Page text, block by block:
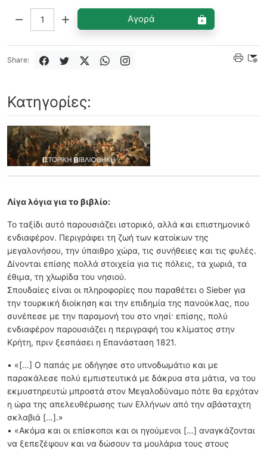
Ποσότητα: Αγορά
Share:
Κατηγορίες:
Λίγα λόγια για το βιβλίο:
Το ταξίδι αυτό παρουσιάζει ιστορικό, αλλά και επιστημονικό
ενδιαφέρον. Περιγράφει τη ζωή των κατοίκων της
μεγαλονήσου, την ύπαιθρο χώρα, τις συνήθειες και τις φυλές.
Δίνονται επίσης πολλά στοιχεία για τις πόλεις, τα χωριά, τα
έθιμα, τη χλωρίδα του νησιού.
Σπουδαίες είναι οι πληροφορίες που παραθέτει ο Sieber για
την τουρκική διοίκηση και την επιδημία της πανούκλας, που
συνέπεσε με την παραμονή του στο νησί· επίσης, πολύ
ενδιαφέρον παρουσιάζει η περιγραφή του κλίματος στην
Κρήτη, πριν ξεσπάσει η Επανάσταση 1821.
• «[…] Ο παπάς με οδήγησε στο υπνοδωμάτιο και με
παρακάλεσε πολύ εμπιστευτικά με δάκρυα στα μάτια, να του
εκμυστηρευτώ μπροστά στον Μεγαλοδύναμο πότε θα ερχόταν
η ώρα της απελευθέρωσης των Ελλήνων από την αβάσταχτη
σκλαβιά […].»
• «Ακόμα και οι επίσκοποι και οι ηγούμενοι […] αναγκάζονται
να ξεπεζέψουν και να δώσουν τα μουλάρια τους στους